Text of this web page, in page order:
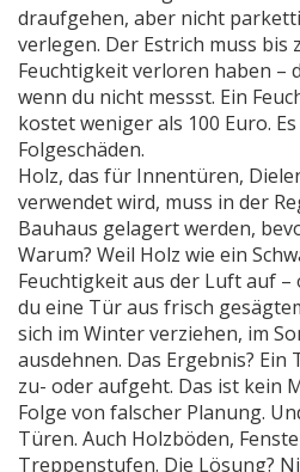
draufgehen, aber nicht
verlegen. Der Estrich muss bis
Feuchtigkeit verloren haben –
wenn du nicht messst. Ein
kostet weniger als 100 Euro.
Folgeschäden.
Holz, das für Innentüren,
verwendet wird, muss in der
Bauhaus gelagert werden,
Warum? Weil Holz wie ein
Feuchtigkeit aus der Luft auf –
du eine Tür aus frisch
sich im Winter verziehen, im
ausdehnen. Das Ergebnis?
zu- oder aufgeht. Das ist kein
Folge von falscher Planung.
Türen. Auch Holzböden,
Treppenstufen. Die Lösung?